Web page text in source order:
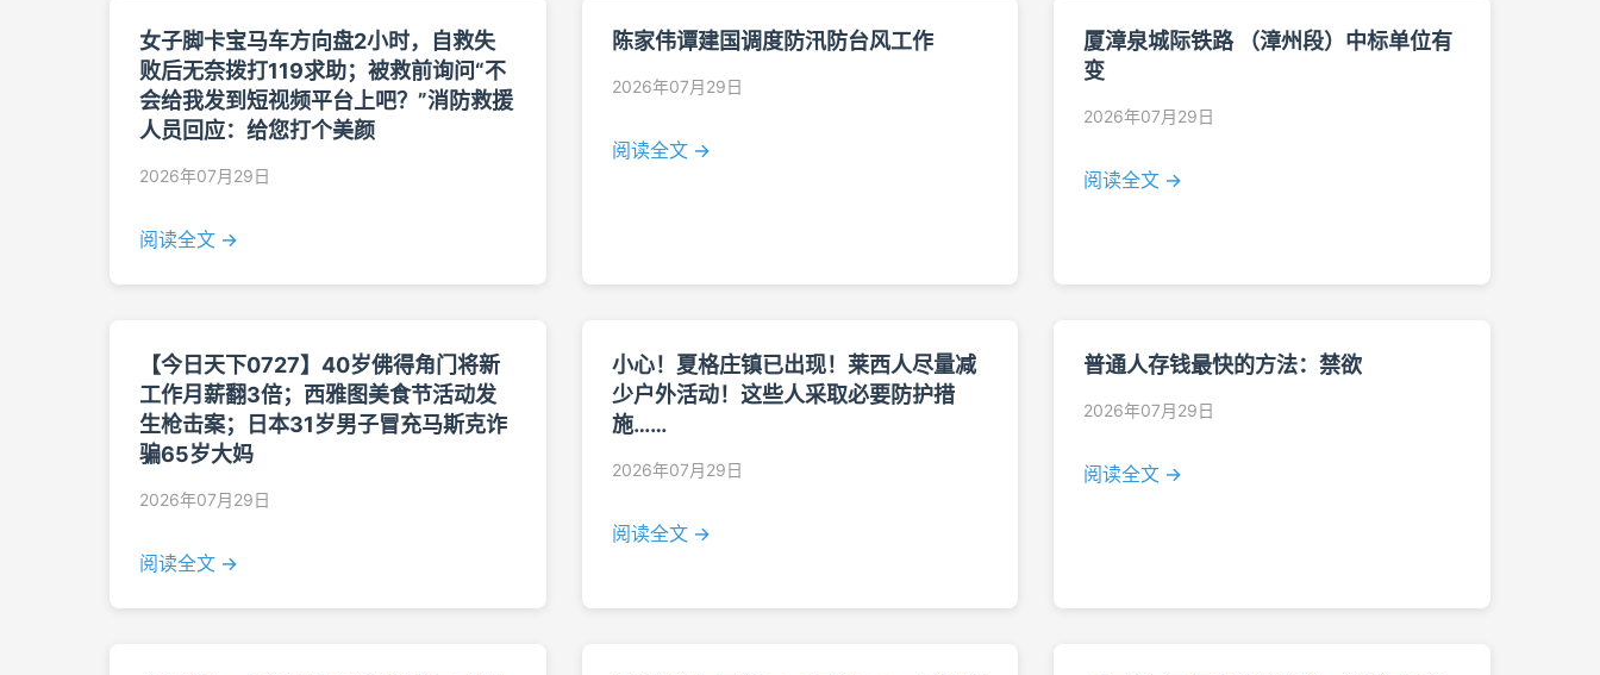
女子脚卡宝马车方向盘2小时，自救失
败后无奈拨打119求助；被救前询问“不
会给我发到短视频平台上吧？”消防救援
人员回应：给您打个美颜
2026年07月29日
阅读全文 →
陈家伟谭建国调度防汛防台风工作
2026年07月29日
阅读全文 →
厦漳泉城际铁路 （漳州段）中标单位有
变
2026年07月29日
阅读全文 →
【今日天下0727】40岁佛得角门将新
工作月薪翻3倍；西雅图美食节活动发
生枪击案；日本31岁男子冒充马斯克诈
骗65岁大妈
2026年07月29日
阅读全文 →
小心！夏格庄镇已出现！莱西人尽量减
少户外活动！这些人采取必要防护措
施……
2026年07月29日
阅读全文 →
普通人存钱最快的方法：禁欲
2026年07月29日
阅读全文 →